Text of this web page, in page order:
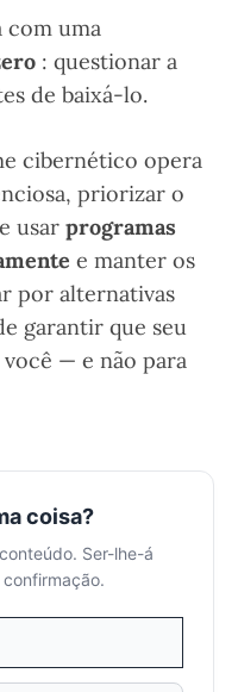
com uma
: questionar a
de baixá-lo.
cibernético opera
priorizar o
usar programas
e manter os
por alternativas
garantir que seu
— e não para
coisa?
Ser-lhe-á